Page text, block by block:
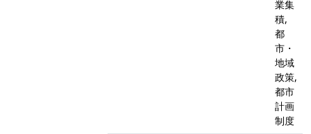
業集
積,
都
市・
地域
政策,
都市
計画
制度